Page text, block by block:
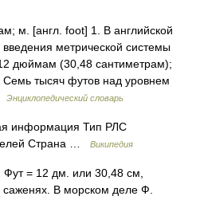
м. [англ. foot] 1. В английской
метрической системы
дюймам (30,48 сантиметрам);
тысяч футов над уровнем
Энциклопедический словарь
информация Тип РЛС
Страна …
Википедия
= 12 дм. или 30,48 см,
В морском деле Ф.